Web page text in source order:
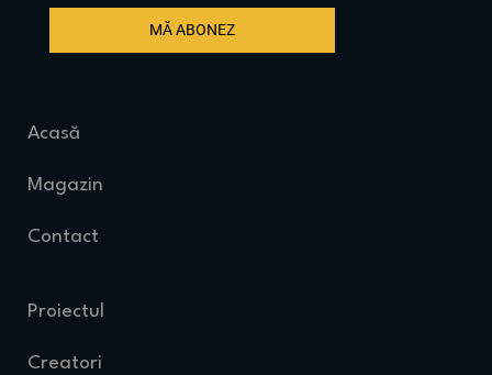
MĂ ABONEZ
Acasă
Magazin
Contact
Proiectul
Creatori